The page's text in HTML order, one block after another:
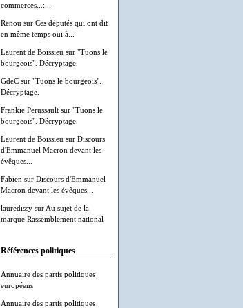
commerces...:...
Renou sur Ces députés qui ont dit
en même temps oui à...
Laurent de Boissieu sur "Tuons le
bourgeois". Décryptage.
GdeC sur "Tuons le bourgeois".
Décryptage.
Frankie Perussault sur "Tuons le
bourgeois". Décryptage.
Laurent de Boissieu sur Discours
d'Emmanuel Macron devant les
évêques...
Fabien sur Discours d'Emmanuel
Macron devant les évêques...
lauredissy sur Au sujet de la
marque Rassemblement national
Références politiques
Annuaire des partis politiques
européens
Annuaire des partis politiques